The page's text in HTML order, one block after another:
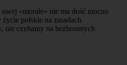
«morale» nie ma dość mocno
polskie na zasadach
nie czyhamy na bezbronnych